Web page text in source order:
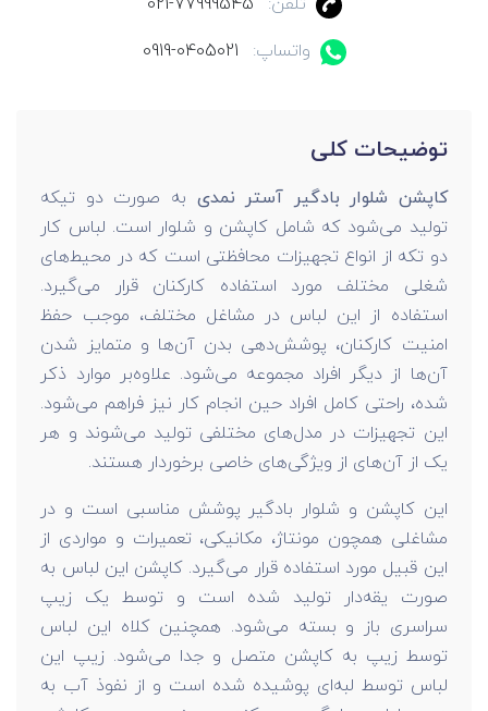
واتساپ:
0919-0405021
توضیحات کلی
کاپشن شلوار بادگیر آستر نمدی به صورت دو تیکه
تولید می‌شود که شامل کاپشن و شلوار است. لباس کار
دو تکه از انواع تجهیزات محافظتی است که در محیط‌های
شغلی مختلف مورد استفاده کارکنان قرار می‌گیرد.
استفاده از این لباس در مشاغل مختلف، موجب حفظ
امنیت کارکنان، پوشش‌دهی بدن آن‌ها و متمایز شدن
آن‌ها از دیگر افراد مجموعه می‌شود. علاوه‌بر موارد ذکر
شده، راحتی کامل افراد حین انجام کار نیز فراهم می‌شود.
این تجهیزات در مدل‌های مختلفی تولید می‌شوند و هر
یک از آن‌های از ویژگی‌های خاصی برخوردار هستند.
این کاپشن و شلوار بادگیر پوشش مناسبی است و در
مشاغلی همچون مونتاژ، مکانیکی، تعمیرات و مواردی از
این قبیل مورد استفاده قرار می‌گیرد. کاپشن این لباس به
صورت یقه‌دار تولید شده است و توسط یک زیپ
سراسری باز و بسته می‌شود. همچنین کلاه این لباس
توسط زیپ به کاپشن متصل و جدا می‌شود. زیپ این
لباس توسط لبه‌ای پوشیده شده است و از نفوذ آب به